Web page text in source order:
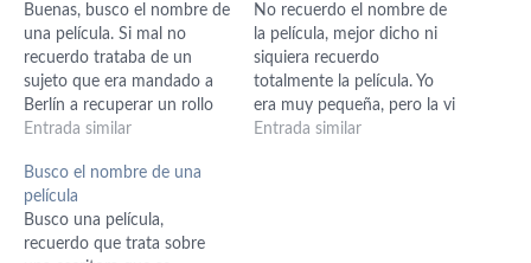
Buenas, busco el nombre de
una película. Si mal no
recuerdo trataba de un
sujeto que era mandado a
Berlín a recuperar un rollo
fotográfico. Parece que en
muro. La vi por la televisión
mexicana por ahí del 2001 y
supuestamente llevaba el
título de…
Entrada similar
No recuerdo el nombre de
la película, mejor dicho ni
siquiera recuerdo
totalmente la película. Yo
era muy pequeña, pero la vi
entre el 1998 y el 2000. No
Entrada similar
Busco el nombre de una
película
Busco una película,
recuerdo que trata sobre